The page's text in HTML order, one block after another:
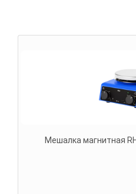
Мешалка магнитная